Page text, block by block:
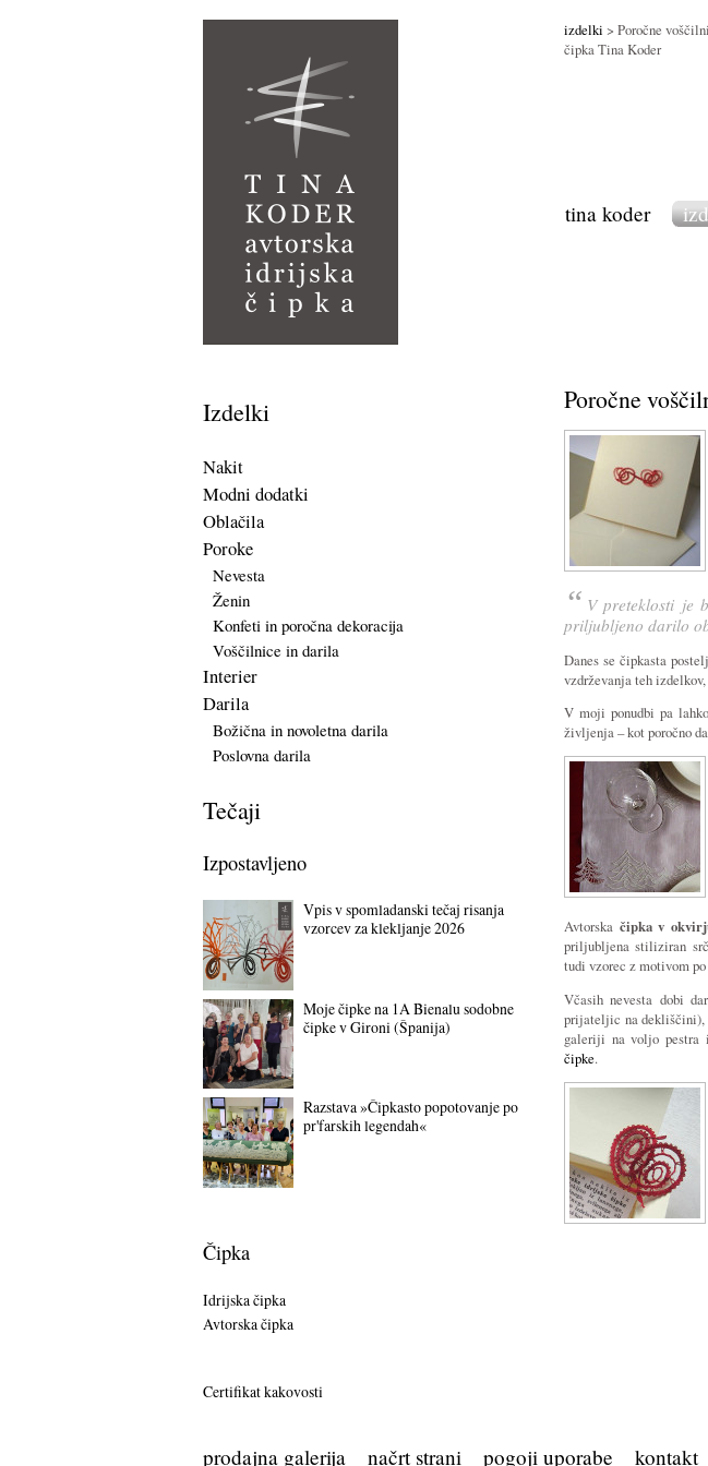
izdelki > Poročne
čipka Tina Koder
tina koder
Izdelki
Nakit
Modni dodatki
Oblačila
Poroke
Nevesta
Ženin
Konfeti in poročna dekoracija
Voščilnice in darila
Interier
Darila
Božična in novoletna darila
Poslovna darila
Tečaji
Izpostavljeno
Vpis v spomladanski tečaj risanja
vzorcev za klekljanje 2026
Moje čipke na 1A Bienalu sodobne
čipke v Gironi (Španija)
Razstava »Čipkasto popotovanje po
pr'farskih legendah«
Čipka
Idrijska čipka
Avtorska čipka
Certifikat kakovosti
Poročne
V preteklosti je
priljubljeno darilo
Danes se čipkasta
vzdrževanja teh
V moji ponudbi pa
življenja – kot poročno
Avtorska čipka v
priljubljena stiliziran
tudi vzorec z motivom
Včasih nevesta dobi
prijateljic na dekliščini),
galeriji na voljo
čipke.
prodajna galerija načrt strani pogoji uporabe kontakt